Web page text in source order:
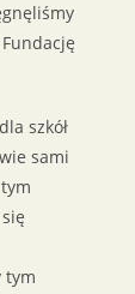
szkół
sami
tym